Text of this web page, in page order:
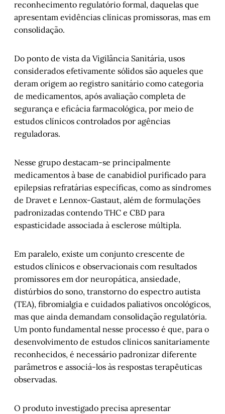
reconhecimento regulatório formal, daquelas que
apresentam evidências clínicas promissoras, mas em
consolidação.
Do ponto de vista da Vigilância Sanitária, usos
considerados efetivamente sólidos são aqueles que
deram origem ao registro sanitário como categoria
de medicamentos, após avaliação completa de
segurança e eficácia farmacológica, por meio de
estudos clínicos controlados por agências
reguladoras.
Nesse grupo destacam-se principalmente
medicamentos à base de canabidiol purificado para
epilepsias refratárias específicas, como as síndromes
de Dravet e Lennox-Gastaut, além de formulações
padronizadas contendo THC e CBD para
espasticidade associada à esclerose múltipla.
Em paralelo, existe um conjunto crescente de
estudos clínicos e observacionais com resultados
promissores em dor neuropática, ansiedade,
distúrbios do sono, transtorno do espectro autista
(TEA), fibromialgia e cuidados paliativos oncológicos,
mas que ainda demandam consolidação regulatória.
Um ponto fundamental nesse processo é que, para o
desenvolvimento de estudos clínicos sanitariamente
reconhecidos, é necessário padronizar diferente
parâmetros e associá-los às respostas terapêuticas
observadas.
O produto investigado precisa apresentar